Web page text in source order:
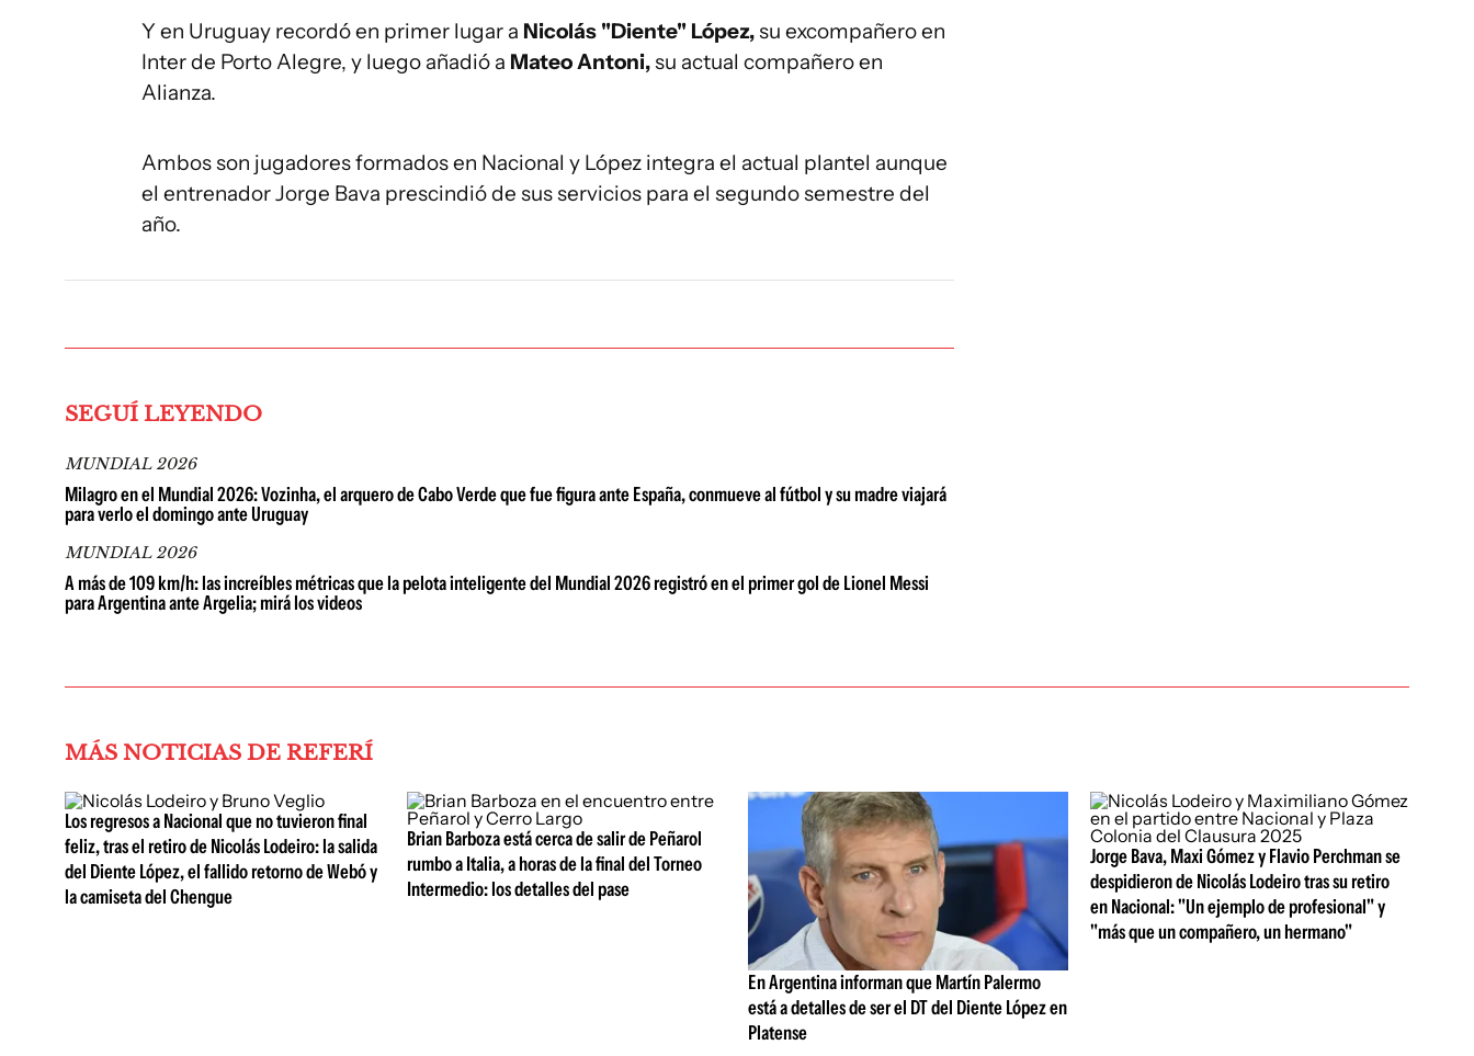
Y en Uruguay recordó en primer lugar a Nicolás "Diente" López,su excompañero en
Inter de Porto Alegre, y luego añadió a Mateo Antoni,su actual compañero en
Alianza.
Ambos son jugadores formados en Nacional y López integra el actual plantel aunque
el entrenador Jorge Bava prescindió de sus servicios para el segundo semestre del
año.
SEGUÍ LEYENDO
MUNDIAL 2026
Milagro en el Mundial 2026: Vozinha, el arquero de Cabo Verde que fue figura ante España, conmueve al fútbol y su madre viajará
para verlo el domingo ante Uruguay
MUNDIAL 2026
A más de 109 km/h: las increíbles métricas que la pelota inteligente del Mundial 2026 registró en el primer gol de Lionel Messi
para Argentina ante Argelia; mirá los videos
MÁS NOTICIAS DE REFERÍ
Los regresos a Nacional que no tuvieron final
feliz, tras el retiro de Nicolás Lodeiro: la salida
del Diente López, el fallido retorno de Webó y
la camiseta del Chengue
Brian Barboza está cerca de salir de Peñarol
rumbo a Italia, a horas de la final del Torneo
Intermedio: los detalles del pase
En Argentina informan que Martín Palermo
está a detalles de ser el DT del Diente López en
Platense
Jorge Bava, Maxi Gómez y Flavio Perchman se
despidieron de Nicolás Lodeiro tras su retiro
en Nacional: "Un ejemplo de profesional" y
"más que un compañero, un hermano"